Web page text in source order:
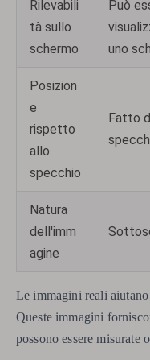
Rilevabili
tà sullo
schermo
Può
uno
Posizion
e
rispetto
allo
specchio
Fatto
Natura
dell'imm
agine
Le immagini reali
Queste immagini
possono essere misurate